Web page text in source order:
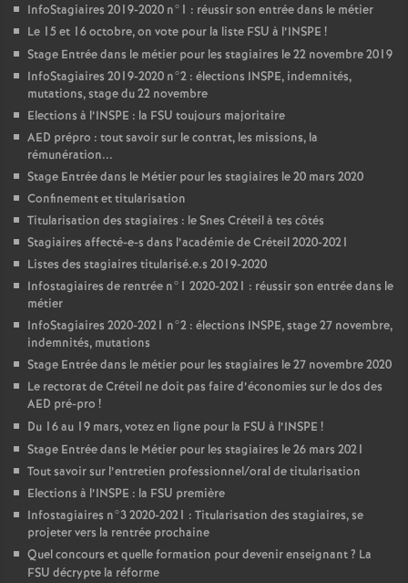
InfoStagiaires 2019-2020 n°1 : réussir son entrée dans le métier
Le 15 et 16 octobre, on vote pour la liste FSU à l’INSPE !
Stage Entrée dans le métier pour les stagiaires le 22 novembre 2019
InfoStagiaires 2019-2020 n°2 : élections INSPE, indemnités,
mutations, stage du 22 novembre
Elections à l’INSPE : la FSU toujours majoritaire
AED prépro : tout savoir sur le contrat, les missions, la
rémunération...
Stage Entrée dans le Métier pour les stagiaires le 20 mars 2020
Confinement et titularisation
Titularisation des stagiaires : le Snes Créteil à tes côtés
Stagiaires affecté-e-s dans l’académie de Créteil 2020-2021
Listes des stagiaires titularisé.e.s 2019-2020
Infostagiaires de rentrée n°1 2020-2021 : réussir son entrée dans le
métier
InfoStagiaires 2020-2021 n°2 : élections INSPE, stage 27 novembre,
indemnités, mutations
Stage Entrée dans le métier pour les stagiaires le 27 novembre 2020
Le rectorat de Créteil ne doit pas faire d’économies sur le dos des
AED pré-pro !
Du 16 au 19 mars, votez en ligne pour la FSU à l’INSPE !
Stage Entrée dans le Métier pour les stagiaires le 26 mars 2021
Tout savoir sur l’entretien professionnel/oral de titularisation
Elections à l’INSPE : la FSU première
Infostagiaires n°3 2020-2021 : Titularisation des stagiaires, se
projeter vers la rentrée prochaine
Quel concours et quelle formation pour devenir enseignant? La
FSU décrypte la réforme